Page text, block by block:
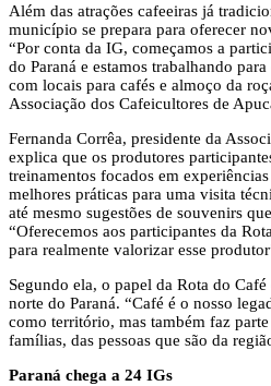
Além das atrações cafeeiras já
município se prepara para oferecer
“Por conta da IG, começamos a
do Paraná e estamos trabalhando
com locais para cafés e almoço da
Associação dos Cafeicultores de
Fernanda Corrêa, presidente da
explica que os produtores
treinamentos focados em
melhores práticas para uma visita
até mesmo sugestões de souvenirs
“Oferecemos aos participantes da
para realmente valorizar esse
Segundo ela, o papel da Rota do
norte do Paraná. “Café é o nosso
como território, mas também faz
famílias, das pessoas que são da
Paraná chega a 24 IGs